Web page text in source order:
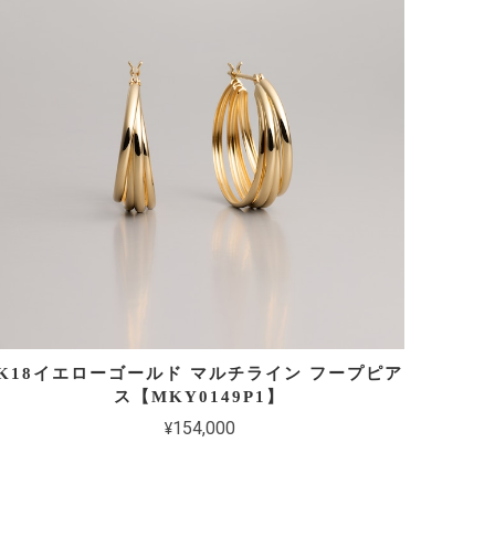
イエローゴールド マルチライン フープピア
ス【MKY0149P1】
¥154,000